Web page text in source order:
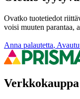
Ovatko tuotetiedot
voisi muuten parantaa,
Anna palautetta,
Verkkokauppa